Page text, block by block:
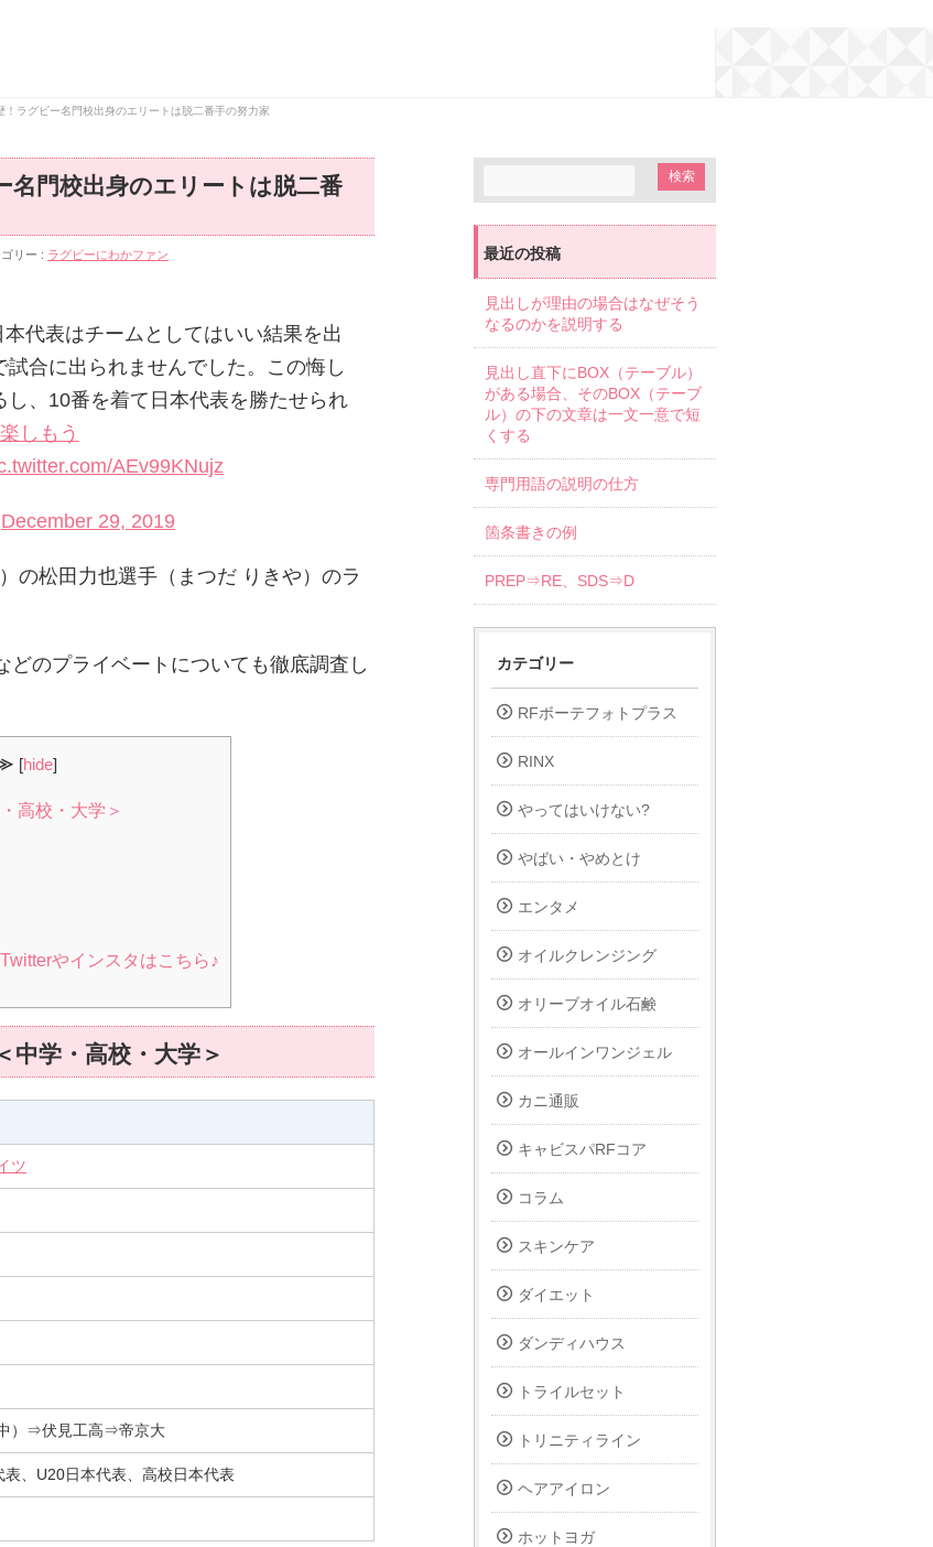
！ラグビー名門校出身のエリートは脱二番手の努力家
名門校出身のエリートは脱二番
リー : ラグビーにわかファン
代表はチームとしてはいい結果を出
合に出られませんでした。この悔し
、10番を着て日本代表を勝たせられ
しもう
AEv99KNujz
December 29, 2019
の松田力也選手（まつだ りきや）のラ
のプライベートについても徹底調査し
[hide]
高校・大学＞
やインスタはこちら♪
中学・高校・大学＞
ツ
）⇒伏見工高⇒帝京大
、U20日本代表、高校日本代表
最近の投稿
見出しが理由の場合はなぜそう
なるのかを説明する
見出し直下にBOX（テーブル）
がある場合、そのBOX（テーブ
ル）の下の文章は一文一意で短
くする
専門用語の説明の仕方
箇条書きの例
PREP⇒RE、SDS⇒D
カテゴリー
RFボーテフォトプラス
RINX
やってはいけない?
やばい・やめとけ
エンタメ
オイルクレンジング
オリーブオイル石鹸
オールインワンジェル
カニ通販
キャビスパRFコア
コラム
スキンケア
ダイエット
ダンディハウス
トライルセット
トリニティライン
ヘアアイロン
ホットヨガ